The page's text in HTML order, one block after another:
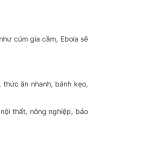
cúm gia cầm, Ebola sẽ
ăn nhanh, bánh kẹo,
thất, nông nghiệp, bảo